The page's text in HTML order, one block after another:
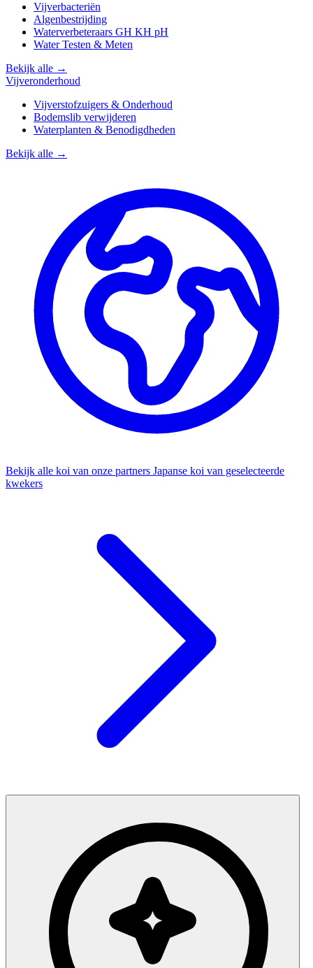
Vijverbacteriën
Algenbestrijding
Waterverbeteraars GH KH pH
Water Testen & Meten
Bekijk alle →
Vijveronderhoud
Vijverstofzuigers & Onderhoud
Bodemslib verwijderen
Waterplanten & Benodigdheden
Bekijk alle →
Bekijk alle koi van onze partners Japanse koi van geselecteerde
kwekers